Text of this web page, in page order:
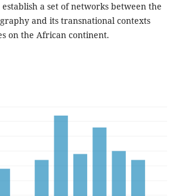
a set of networks between the
and its transnational contexts
on the African continent.